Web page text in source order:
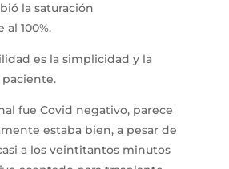
la saturación
100%.
es la simplicidad y la
fue Covid negativo, parece
estaba bien, a pesar de
a los veintitantos minutos